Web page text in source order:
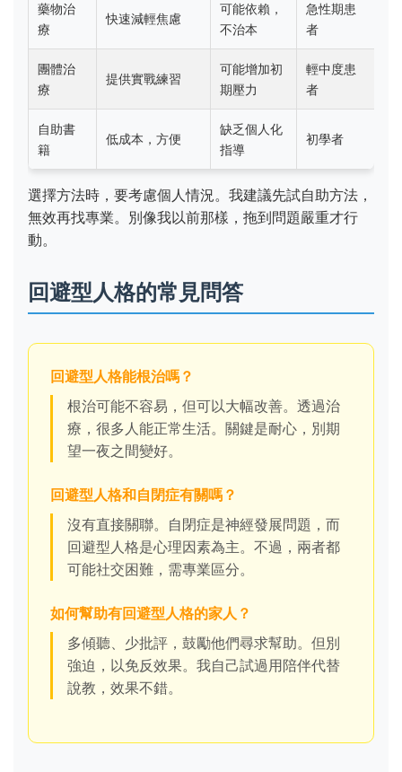
藥物治
療
快速減輕焦慮
可能依賴，
不治本
急性期患
者
團體治
療
提供實戰練習
可能增加初
期壓力
輕中度患
者
自助書
籍
低成本，方便
缺乏個人化
指導
初學者
選擇方法時，要考慮個人情況。我建議先試自助方法，
無效再找專業。別像我以前那樣，拖到問題嚴重才行
動。
回避型人格的常見問答
回避型人格能根治嗎？
根治可能不容易，但可以大幅改善。透過治
療，很多人能正常生活。關鍵是耐心，別期
望一夜之間變好。
回避型人格和自閉症有關嗎？
沒有直接關聯。自閉症是神經發展問題，而
回避型人格是心理因素為主。不過，兩者都
可能社交困難，需專業區分。
如何幫助有回避型人格的家人？
多傾聽、少批評，鼓勵他們尋求幫助。但別
強迫，以免反效果。我自己試過用陪伴代替
說教，效果不錯。